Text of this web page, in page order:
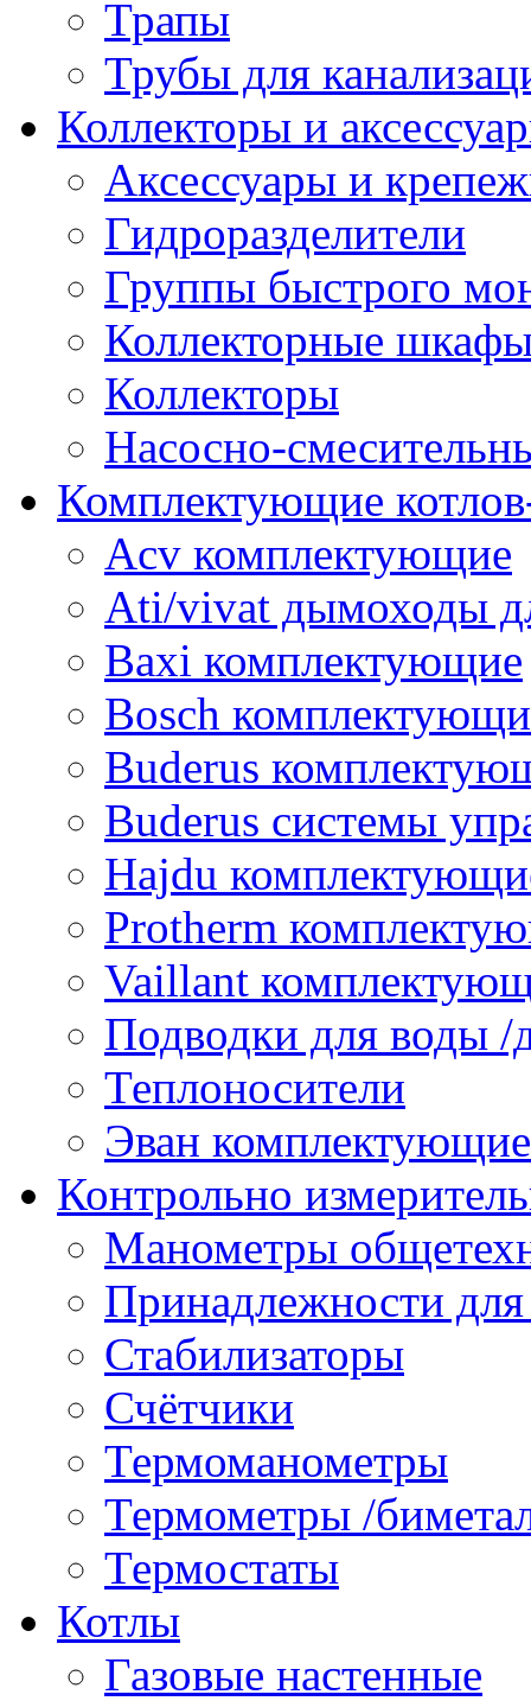
Трапы
Трубы для
Коллекторы и
Аксессуары и
Гидроразделители
Группы быстрого
Коллекторные
Коллекторы
Насосно-
Комплектующие
Acv комплектующие
Ati/vivat дымоходы
Baxi комплектующие
Bosch
Buderus
Buderus системы
Hajdu
Protherm
Vaillant
Подводки для воды /
Теплоносители
Эван комплектующие
Контрольно
Манометры
Принадлежности
Стабилизаторы
Счётчики
Термоманометры
Термометры /
Термостаты
Котлы
Газовые настенные